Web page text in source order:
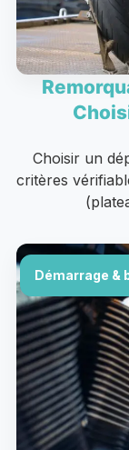
Choisir un
critères
Démarrage &